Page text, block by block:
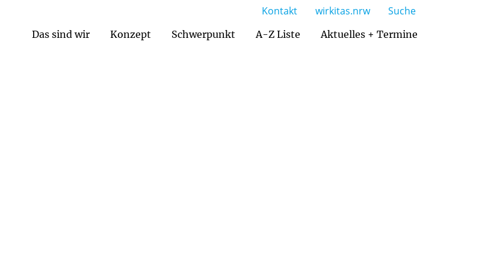
Das sind wir Konzept Schwerpunkt A-Z Liste Aktuelles + Termine
Kontakt wirkitas.nrw Suche